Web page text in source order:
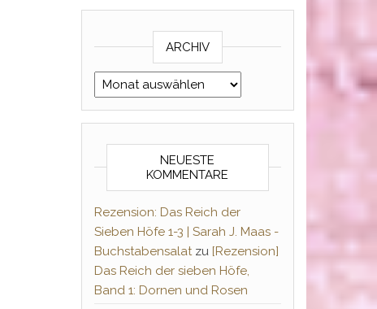
ARCHIV
Archiv
NEUESTE
KOMMENTARE
Rezension: Das Reich der
Sieben Höfe 1-3 | Sarah J. Maas -
Buchstabensalatzu [Rezension]
Das Reich der sieben Höfe,
Band 1: Dornen und Rosen